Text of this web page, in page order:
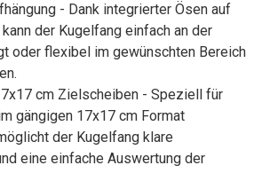
- Dank integrierter Ösen auf
der Kugelfang einfach an der
oder flexibel im gewünschten Bereich
cm Zielscheiben - Speziell für
gängigen 17x17 cm Format
der Kugelfang klare
eine einfache Auswertung der